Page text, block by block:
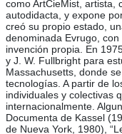
como ArtCieMist, artista,
autodidacta, y expone
creó su propio estado,
denominada Evrugo,
invención propia. En
y J. W. Fullbright para
Massachusetts, donde
tecnologías. A partir de
individuales y colectivas
internacionalmente.
Documenta de Kassel
de Nueva York, 1980),